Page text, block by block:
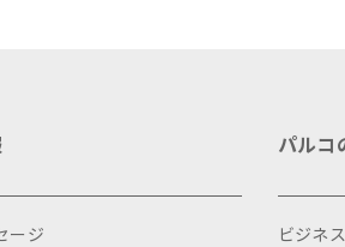
ージ
パルコ
ビジネ